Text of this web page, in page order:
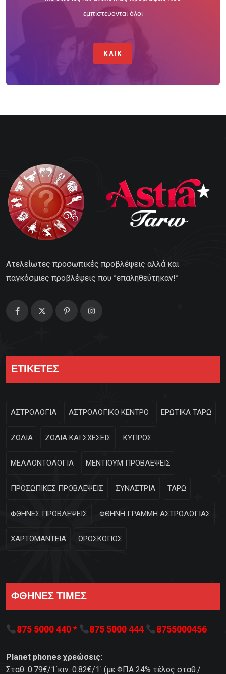
εμπιστεύονται όλοι
ΚΛΙΚ
Ατελείωτες προσωπικές προβλέψεις αλλά και
παγκόσμιες προβλέψεις που ”επαληθεύτηκαν!”
ΕΤΙΚΕΤΕΣ
ΑΣΤΡΟΛΟΓΙΑ ΑΣΤΡΟΛΟΓΙΚΟ ΚΕΝΤΡΟ ΕΡΩΤΙΚΑ ΤΑΡΩ
ΖΩΔΙΑ ΖΩΔΙΑ ΚΑΙ ΣΧΕΣΕΙΣ ΚΥΠΡΟΣ
ΜΕΛΛΟΝΤΟΛΟΓΙΑ ΜΕΝΤΙΟΥΜ ΠΡΟΒΛΕΨΕΙΣ
ΠΡΟΣΩΠΙΚΕΣ ΠΡΟΒΛΕΨΕΙΣ ΣΥΝΑΣΤΡΙΑ ΤΑΡΩ
ΦΘΗΝΕΣ ΠΡΟΒΛΕΨΕΙΣ ΦΘΗΝΗ ΓΡΑΜΜΗ ΑΣΤΡΟΛΟΓΙΑΣ
ΧΑΡΤΟΜΑΝΤΕΙΑ ΩΡΟΣΚΟΠΟΣ
ΦΘΗΝΕΣ ΤΙΜΕΣ
875 5000 440 * 875 5000 444 8755000456
Planet phones χρεώσεις:
Σταθ. 0.79€/1΄κιν. 0.82€/1΄ (με ΦΠΑ 24% τέλος σταθ./